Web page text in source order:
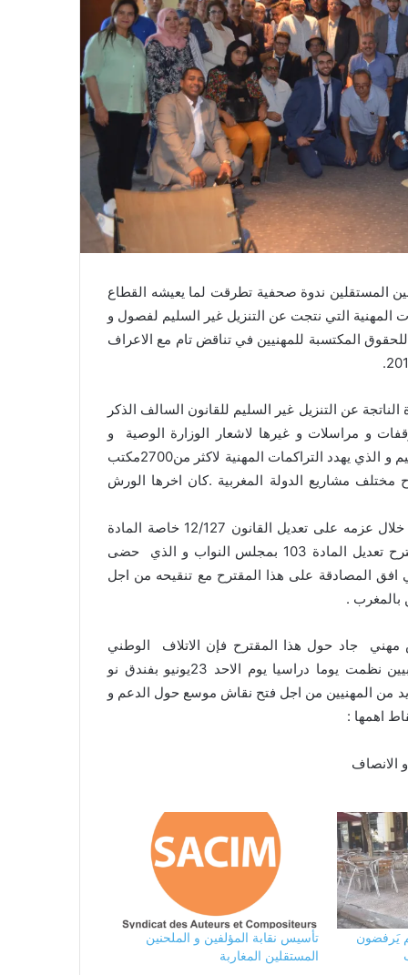
المستقلين ندوة صحفية تطرقت لما يعيشه القطاع
المهنية التي نتجت عن التنزيل غير السليم لفصول و
صارخا للحقوق المكتسبة للمهنيين في تناقض تام مع الاعراف
عن التنزيل غير السليم للقانون السالف الذكر
و مراسلات و غيرها لاشعار الوزارة الوصية و
المشروع بضرورة الاسراع من اجل اصلاح الخطأ التشريعي الجسيم و الذي يهدد التراكمات المهنية لاكثر من2700مكتب
مختلف مشاريع الدولة المغربية .كان اخرها الورش
فإن المهنيين و هم يقفون امام التجاوب الايجابي للمشروع من خلال عزمه على تعديل القانون 12/127 خاصة المادة
الاقصائية 103, حيث تم التجاوب الفعلي يوم 21/05/2019 لمقترح تعديل المادة 103 بمجلس النواب و الذي حضى
افق المصادقة على هذا المقترح مع تنقيحه من اجل
بالمغرب .
مهني جاد حول هذا المقترح فإن الاتلاف الوطني
للمحاسبيين المستقليين بالمغرب و الجمعية المغربية للمحاسبيين نظمت يوما دراسيا يوم الاحد 23يونيو بفندق نو
من المهنيين من اجل فتح نقاش موسع حول الدعم و
اهمها :
الانصاف
يَرفضون
تأسيس نقابة المؤلفين و الملحنين
المستقلين المغاربة